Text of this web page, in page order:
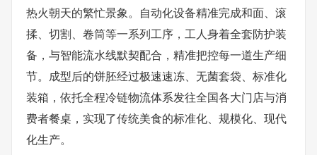
热火朝天的繁忙景象。自动化设备精准完成和面、滚
揉、切割、卷筒等一系列工序，工人身着全套防护装
备，与智能流水线默契配合，精准把控每一道生产细
节。成型后的饼胚经过极速速冻、无菌套袋、标准化
装箱，依托全程冷链物流体系发往全国各大门店与消
费者餐桌，实现了传统美食的标准化、规模化、现代
化生产。